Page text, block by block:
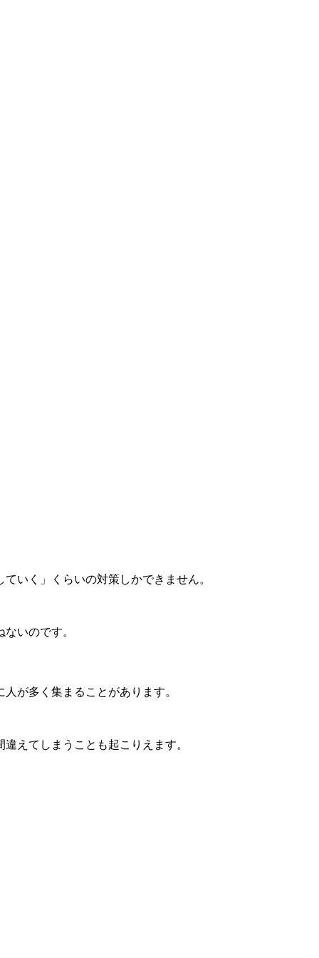
いく」くらいの対策しかできません。
いのです。
が多く集まることがあります。
えてしまうことも起こりえます。